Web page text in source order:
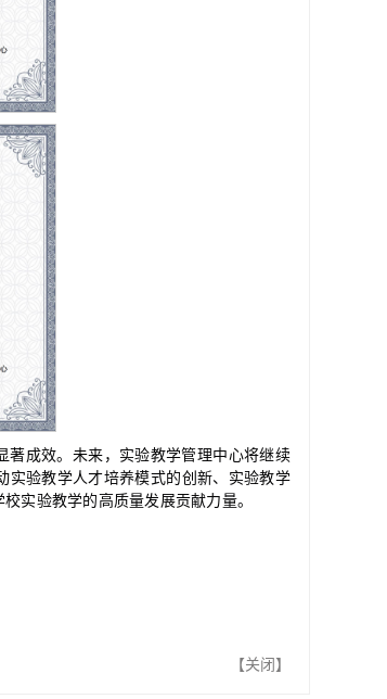
著成效。未来，实验教学管理中心将继续
实验教学人才培养模式的创新、实验教学
实验教学的高质量发展贡献力量。
【关闭 】